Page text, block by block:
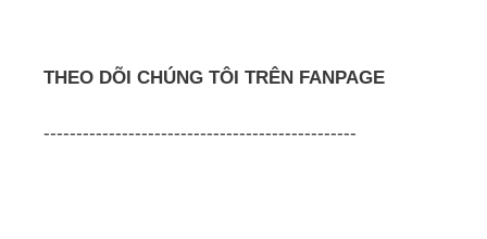
THEO DÕI CHÚNG TÔI TRÊN FANPAGE
------------------------------------------------